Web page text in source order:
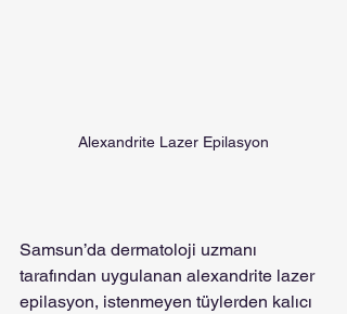
Alexandrite Lazer Epilasyon
Samsun’da dermatoloji uzmanı
tarafından uygulanan alexandrite lazer
epilasyon, istenmeyen tüylerden kalıcı